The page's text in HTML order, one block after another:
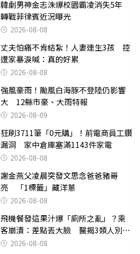
韓劇男神金志洙爆校園霸凌消失5年
轉戰菲律賓近況曝光
2026-08-08
丈夫怕痛不肯結紮！人妻連生3孩 控
遭家暴淚喊：真的好累
2026-08-08
強風豪雨！颱風白海豚不登陸仍影響
大 12縣市豪、大雨特報
2026-08-09
狂刷3711筆「0元購」！前電商員工鑽
漏洞 家中倉庫塞滿1143件家電
2026-08-08
謝金燕父凌晨突發文思念爸爸豬哥
亮 「1標籤」藏洋蔥
2026-08-08
飛機餐發這果汁爆「廁所之亂」？乘
客崩潰：差點丟大臉 醫揭3類人別亂
喝 2026-08-08